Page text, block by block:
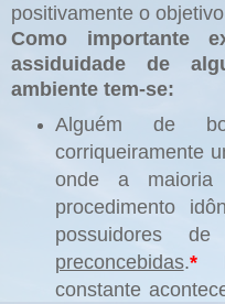
positivamente o
Como importante
assiduidade de
ambiente tem-se:
Alguém de
corriqueiramente
onde a
procedimento
possuidores
preconcebidas.*E
constante